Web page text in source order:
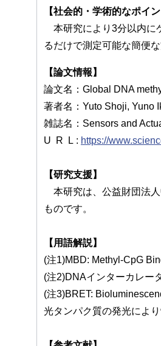
【社会的・学術的なポイン
本研究により3分以内に
るだけで測定可能な簡便
【論文情報】
論文名：Global DNA
著者名：Yuto Shoji, Yuno
雑誌名：Sensors and
U R L : https://
【研究支援】
本研究は、公益財団法人
ものです。
【用語解説】
(注1)MBD: Methyl-CpG
(注2)DNAインターカレー
(注3)BRET:
光タンパク質の発光によ